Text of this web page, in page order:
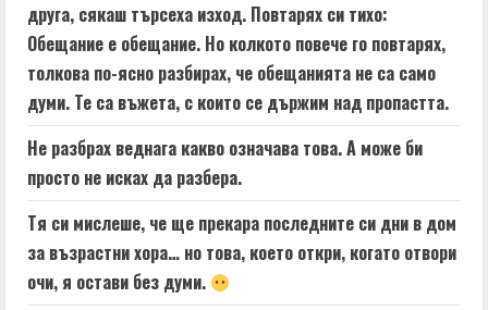
друга, сякаш търсеха изход. Повтарях си тихо:
Обещание е обещание. Но колкото повече го повтарях,
толкова по-ясно разбирах, че обещанията не са само
думи. Те са въжета, с които се държим над пропастта.
Не разбрах веднага какво означава това. А може би
просто не исках да разбера.
Тя си мислеше, че ще прекара последните си дни в дом
за възрастни хора… но това, което откри, когато отвори
очи, я остави без думи.